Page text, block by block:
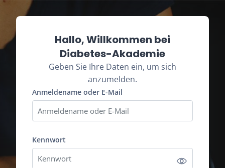
Zum Hauptinhalt
Hallo, Willkommen bei
Diabetes-Akademie
Geben Sie Ihre Daten ein, um sich
anzumelden.
Kontoerstellung abbrechen
Anmeldename oder E-Mail
Anmeldename oder E-Mail
Kennwort
Kennwort